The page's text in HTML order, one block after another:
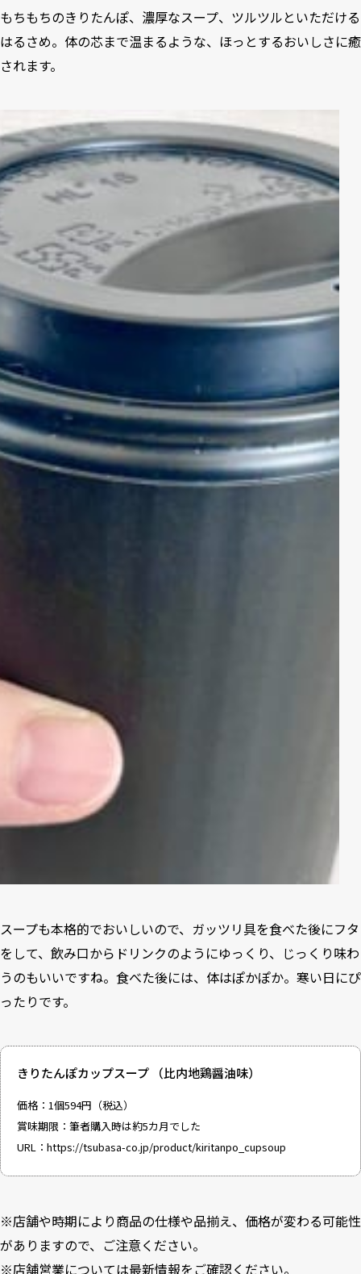
もちもちのきりたんぽ、濃厚なスープ、ツルツルといただける
はるさめ。体の芯まで温まるような、ほっとするおいしさに癒
されます。
スープも本格的でおいしいので、ガッツリ具を食べた後にフタ
をして、飲み口からドリンクのようにゆっくり、じっくり味わ
うのもいいですね。食べた後には、体はぽかぽか。寒い日にぴ
ったりです。
きりたんぽカップスープ （比内地鶏醤油味）
価格：1個594円（税込）
賞味期限：筆者購入時は約5カ月でした
URL： https://tsubasa-co.jp/product/kiritanpo_cupsoup
※店舗や時期により商品の仕様や品揃え、価格が変わる可能性
がありますので、ご注意ください。
※店舗営業については最新情報をご確認ください。